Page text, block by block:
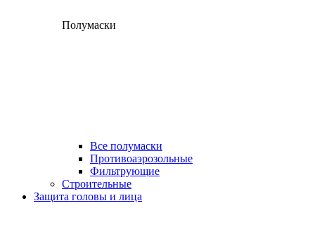
Полумаски
Все полумаски
Противоаэрозольные
Фильтрующие
Строительные
Защита головы и лица